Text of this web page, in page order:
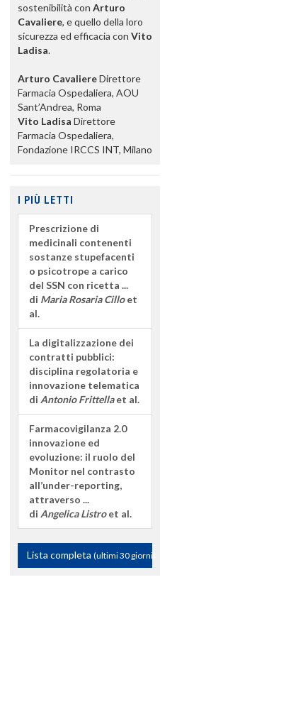
sostenibilità con Arturo
Cavaliere, e quello della loro
sicurezza ed efficacia con Vito
Ladisa.
Arturo CavaliereDirettore
Farmacia Ospedaliera, AOU
Sant’Andrea, Roma
Vito Ladisa Direttore
Farmacia Ospedaliera,
Fondazione IRCCS INT, Milano
I PIÙ LETTI
Prescrizione di
medicinali contenenti
sostanze stupefacenti
o psicotrope a carico
del SSN con ricetta ...
di Maria Rosaria Cilloet
al.
La digitalizzazione dei
contratti pubblici:
disciplina regolatoria e
innovazione telematica
di Antonio Frittellaet al.
Farmacovigilanza 2.0
innovazione ed
evoluzione: il ruolo del
Monitor nel contrasto
all’under-reporting,
attraverso ...
di Angelica Listroet al.
Lista completa (ultimi 30 giorni)